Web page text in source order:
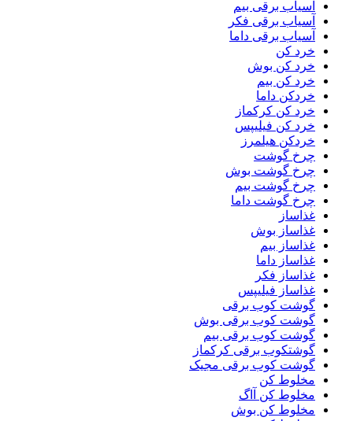
آسیاب برقی بیم
آسیاب برقی فکر
آسیاب برقی داما
خرد کن
خرد کن بوش
خرد کن بیم
خردکن داما
خرد کن کرکماز
خرد کن فیلیپس
خردکن هیلمرز
چرخ گوشت
چرخ گوشت بوش
چرخ گوشت بیم
چرخ گوشت داما
غذاساز
غذاساز بوش
غذاساز بیم
غذاساز داما
غذاساز فکر
غذاساز فیلیپس
گوشت کوب برقی
گوشت کوب برقی بوش
گوشت کوب برقی بیم
گوشتکوب برقی کرکماز
گوشت کوب برقی مجیک
مخلوط کن
مخلوط کن آاگ
مخلوط کن بوش